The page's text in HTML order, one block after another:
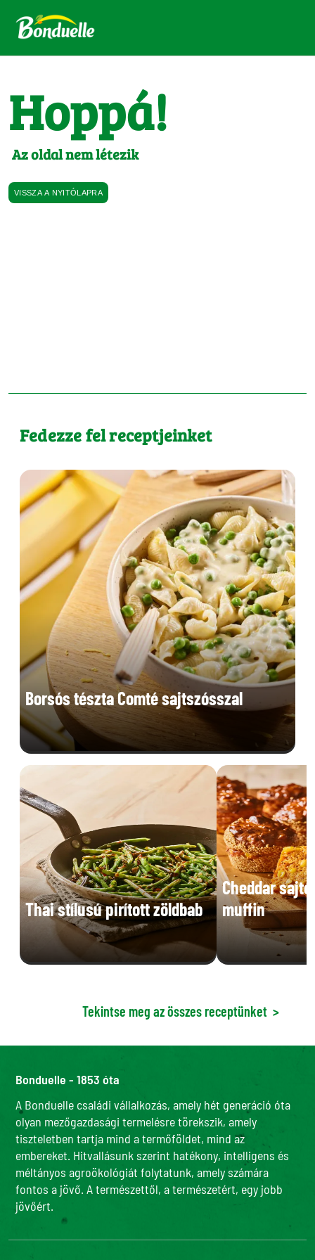
Hoppá!
Az oldal nem létezik
VISSZA A NYITÓLAPRA
Fedezze fel receptjeinket
Borsós tészta Comté sajtszósszal
Thai stílusú pirított zöldbab
Cheddar
muffin
Tekintse meg az összes receptünket >
Bonduelle - 1853 óta
A Bonduelle családi vállalkozás, amely hét generáció óta
olyan mezőgazdasági termelésre törekszik, amely
tiszteletben tartja mind a termőföldet, mind az
embereket. Hitvallásunk szerint hatékony, intelligens és
méltányos agroökológiát folytatunk, amely számára
fontos a jövő. A természettől, a természetért, egy jobb
jövőért.